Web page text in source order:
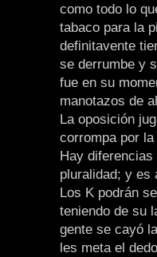
como todo lo
tabaco para la
definitavente
se derrumbe y
fue en su
manotazos de
La oposición
corrompa por
Hay
pluralidad; y es
Los K podrán
teniendo de su
gente se cayó
les meta el